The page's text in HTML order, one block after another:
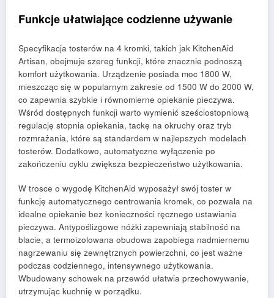
Funkcje ułatwiające codzienne używanie
Specyfikacja tosterów na 4 kromki, takich jak KitchenAid
Artisan, obejmuje szereg funkcji, które znacznie podnoszą
komfort użytkowania. Urządzenie posiada moc 1800 W,
mieszcząc się w popularnym zakresie od 1500 W do 2000 W,
co zapewnia szybkie i równomierne opiekanie pieczywa.
Wśród dostępnych funkcji warto wymienić sześciostopniową
regulację stopnia opiekania, tackę na okruchy oraz tryb
rozmrażania, które są standardem w najlepszych modelach
tosterów. Dodatkowo, automatyczne wyłączenie po
zakończeniu cyklu zwiększa bezpieczeństwo użytkowania.
W trosce o wygodę KitchenAid wyposażył swój toster w
funkcję automatycznego centrowania kromek, co pozwala na
idealne opiekanie bez konieczności ręcznego ustawiania
pieczywa. Antypoślizgowe nóżki zapewniają stabilność na
blacie, a termoizolowana obudowa zapobiega nadmiernemu
nagrzewaniu się zewnętrznych powierzchni, co jest ważne
podczas codziennego, intensywnego użytkowania.
Wbudowany schowek na przewód ułatwia przechowywanie,
utrzymując kuchnię w porządku.